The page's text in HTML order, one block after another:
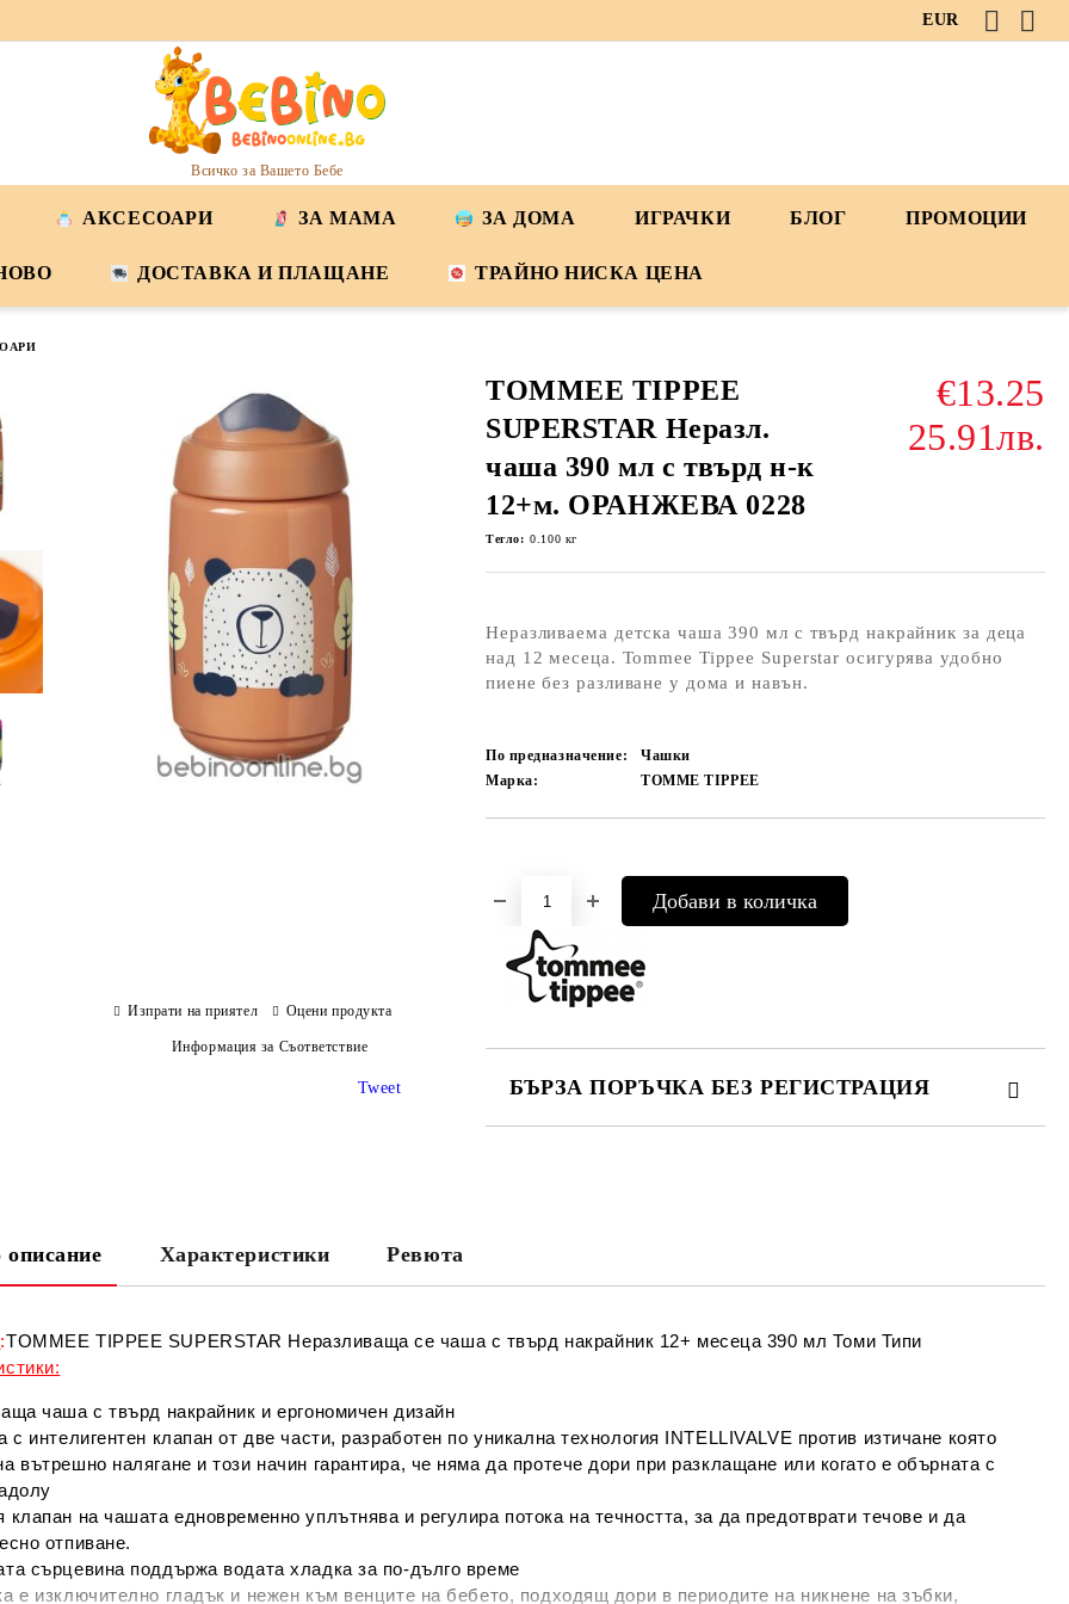
EUR
Всичко за Вашето Бебе
АКСЕСОАРИ ЗА МАМА ЗА ДОМА ИГРАЧКИ БЛОГ ПРОМОЦИИ
ДОСТАВКА И ПЛАЩАНЕ ТРАЙНО НИСКА ЦЕНА
TOMMEE TIPPEE
SUPERSTAR Неразл.
чаша 390 мл с твърд н-к
12+м. ОРАНЖЕВА 0228
€13.25
25.91лв.
Тегло: 0.100 кг
Неразливаема детска чаша 390 мл с твърд накрайник за деца
над 12 месеца. Tommee Tippee Superstar осигурява удобно
пиене без разливане у дома и навън.
По предназначение:
Чашки
Марка:
TOMME TIPPEE
БЪРЗА ПОРЪЧКА БЕЗ РЕГИСТРАЦИЯ
данни
Изпрати на приятел Оцени продукта
Информация за Съответствие
Tweet
описание Характеристики Ревюта
:TOMMEE TIPPEE SUPERSTAR Неразливаща се чаша с твърд накрайник 12+ месеца 390 мл Томи Типи
чаша с твърд накрайник и ергономичен дизайн
с интелигентен клапан от две части, разработен по уникална технология INTELLIVALVE против изтичане която
вътрешно налягане и този начин гарантира, че няма да протече дори при разклащане или когато е обърната с
клапан на чашата едновременно уплътнява и регулира потока на течността, за да предотврати течове и да
отпиване.
сърцевина поддържа водата хладка за по-дълго време
е изключително гладък и нежен към венците на бебето, подходящ дори в периодите на никнене на зъбки,